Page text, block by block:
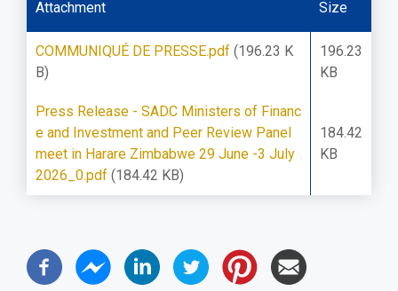
Attachment Size
COMMUNIQUÉ DE PRESSE.pdf (196.23 K
B)
196.23
KB
Press Release - SADC Ministers of Financ
e and Investment and Peer Review Panel
meet in Harare Zimbabwe 29 June -3 July
2026_0.pdf (184.42 KB)
184.42
KB